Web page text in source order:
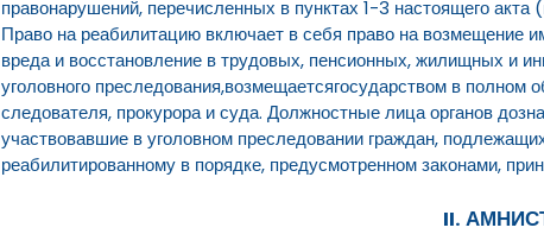
правонарушений, перечисленных в пунктах 1-3 настоящего
Право на реабилитацию включает в себя право на возмещение
вреда и восстановление в трудовых, пенсионных, жилищных и
уголовного преследования,возмещаетсягосударством в полном
следователя, прокурора и суда. Должностные лица органов
участвовавшие в уголовном преследовании граждан,
реабилитированному в порядке, предусмотренном законами,
II.